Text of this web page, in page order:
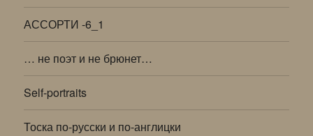
АССОРТИ -6_1
… не поэт и не брюнет…
Self-portraits
Тоска по-русски и по-англицки